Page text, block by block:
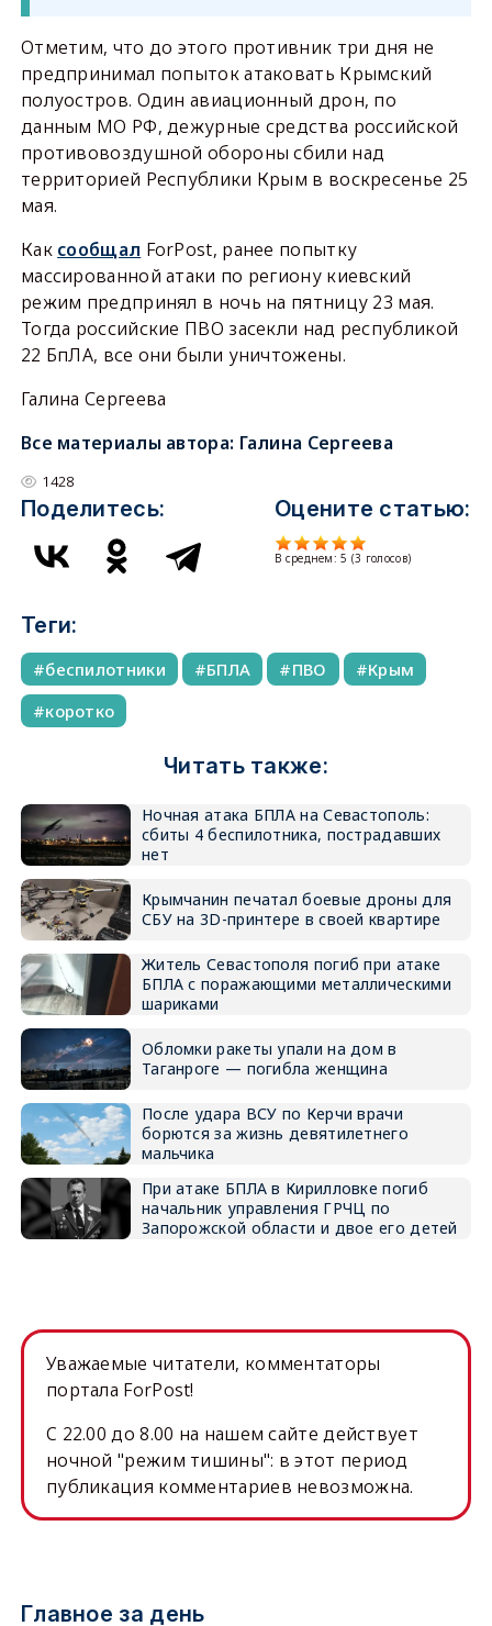
Отметим, что до этого противник три дня не
предпринимал попыток атаковать Крымский
полуостров. Один авиационный дрон, по
данным МО РФ, дежурные средства российской
противовоздушной обороны сбили над
территорией Республики Крым в воскресенье 25
мая.
Как сообщал ForPost, ранее попытку
массированной атаки по региону киевский
режим предпринял в ночь на пятницу 23 мая.
Тогда российские ПВО засекли над республикой
22 БпЛА, все они были уничтожены.
Галина Сергеева
Все материалы автора: Галина Сергеева
1428
Поделитесь: Оцените статью:
В среднем:5 (3 голосов)
Теги:
беспилотники БПЛА ПВО
Крым
коротко
Читать также:
Ночная атака БПЛА на Севастополь:
сбиты 4 беспилотника, пострадавших
нет
Крымчанин печатал боевые дроны для
СБУ на 3D-принтере в своей квартире
Житель Севастополя погиб при атаке
БПЛА с поражающими металлическими
шариками
Обломки ракеты упали на дом в
Таганроге — погибла женщина
После удара ВСУ по Керчи врачи
борются за жизнь девятилетнего
мальчика
При атаке БПЛА в Кирилловке погиб
начальник управления ГРЧЦ по
Запорожской области и двое его детей
Уважаемые читатели, комментаторы
портала ForPost!
C 22.00 до 8.00 на нашем сайте действует
ночной "режим тишины": в этот период
публикация комментариев невозможна.
Главное за день